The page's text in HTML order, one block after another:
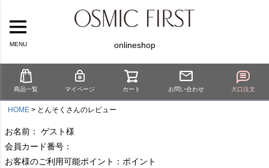
MENU onlineshop
商品一覧 マイページ カート お問い合わせ 大口注文
HOME とんそくさんのレビュー
お名前： ゲスト様
会員カード番号：
お客様のご利用可能ポイント：ポイント